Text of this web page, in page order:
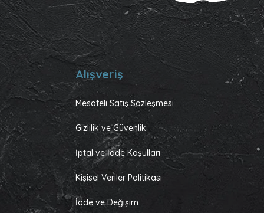
Alışveriş
Mesafeli Satış Sözleşmesi
Gizlilik ve Güvenlik
İptal ve İade Koşulları
Kişisel Veriler Politikası
İade ve Değişim